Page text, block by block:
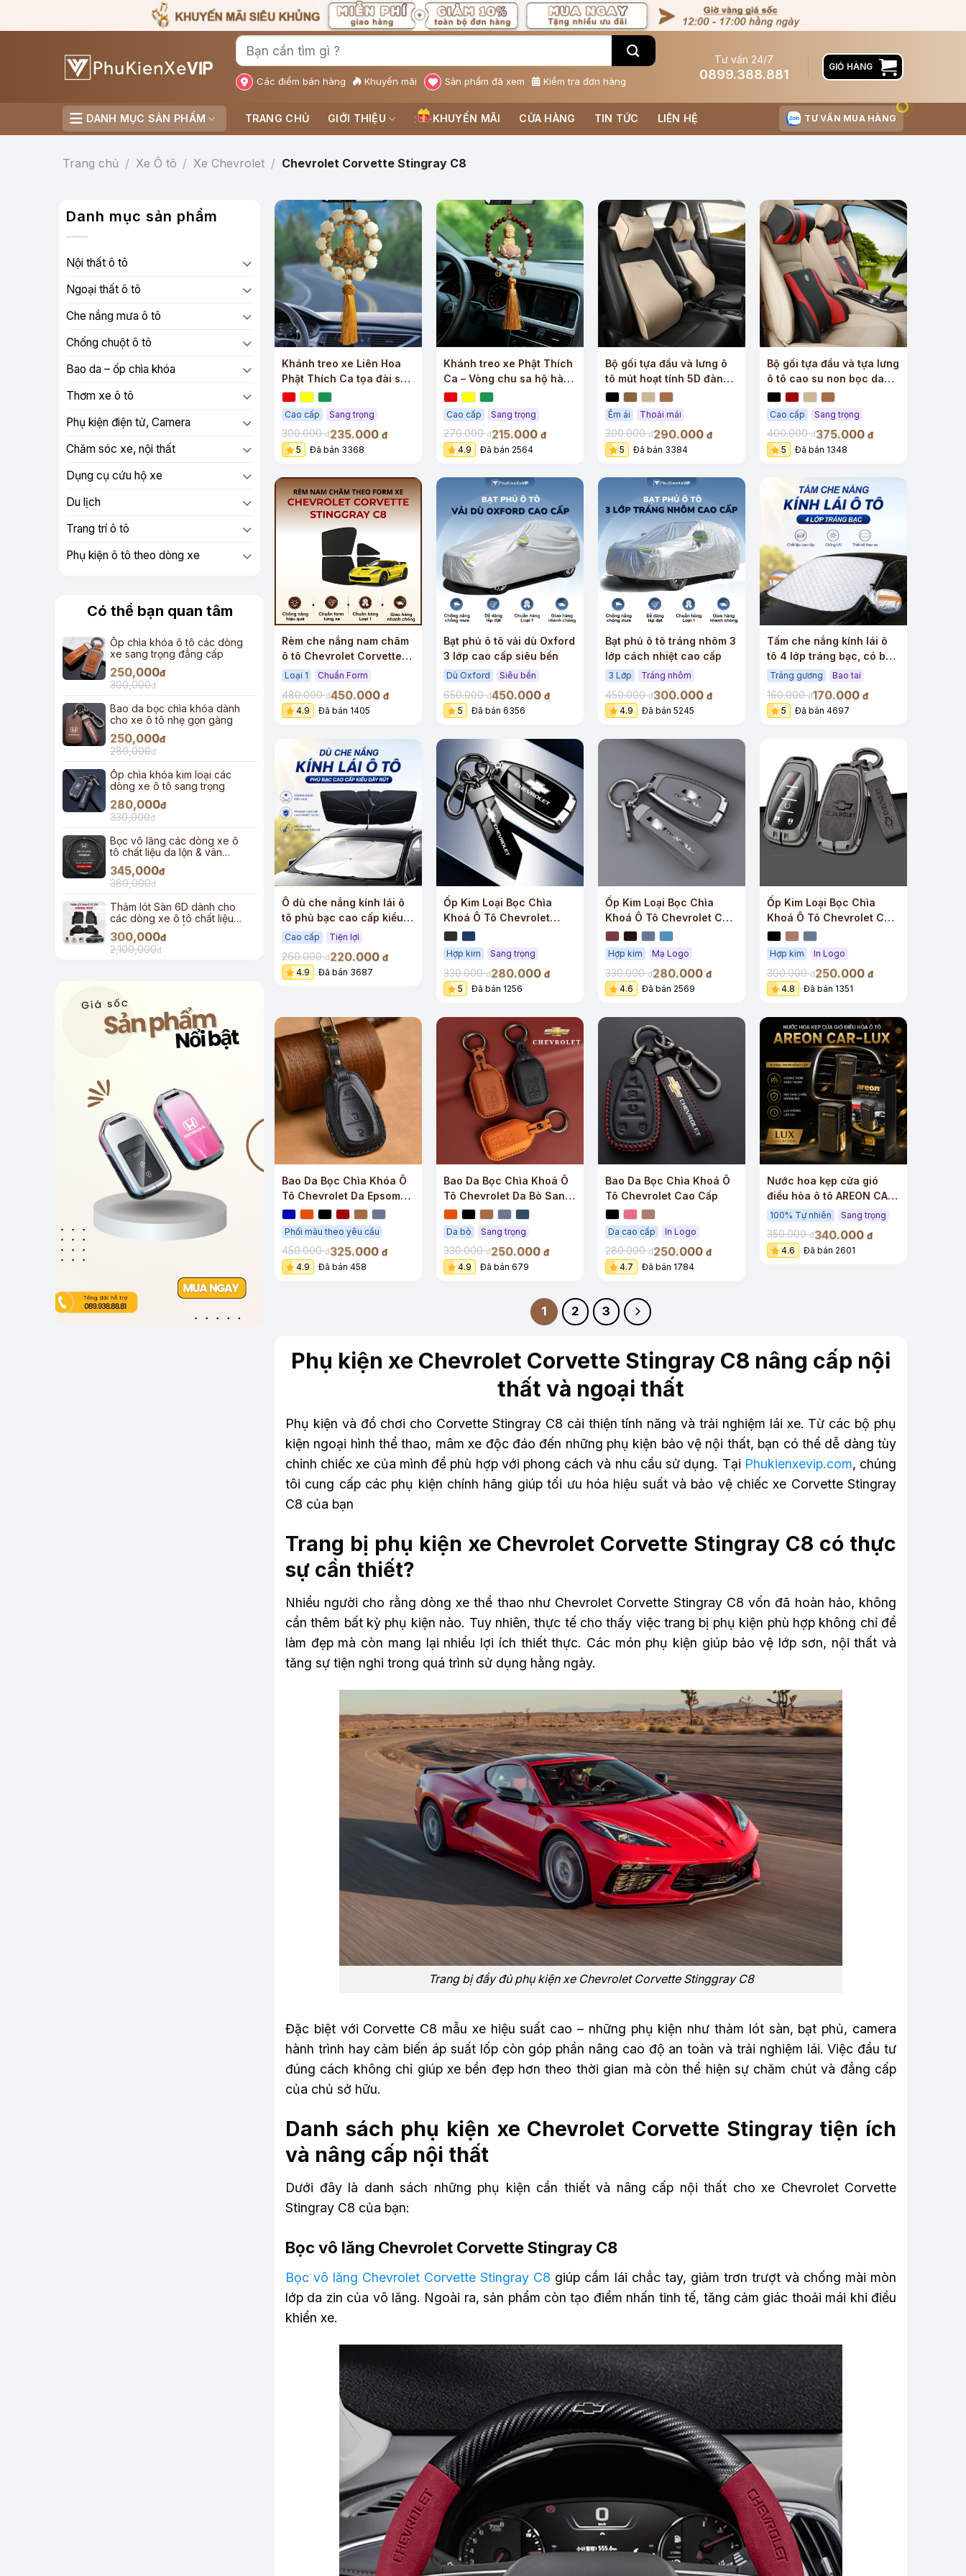
qua
Các điểm bán hàng Khuyến mãi Sản phẩm đã xem Kiểm tra đơn hàng
Tư vấn 24/7
0899.388.881
GIỎ HÀNG
DANH MỤC SẢN PHẨM TRANG CHỦ GIỚI THIỆU KHUYẾN MÃI CỬA HÀNG TIN TỨC LIÊN HỆ TƯ VẤN MUA HÀNG
Trang chủ / Xe Ô tô / Xe Chevrolet / Chevrolet Corvette Stingray C8
Danh mục sản phẩm
Nội thất ô tô
Ngoại thất ô tô
Che nắng mưa ô tô
Chống chuột ô tô
Bao da – ốp chìa khóa
Thơm xe ô tô
Phụ kiện điện tử, Camera
Chăm sóc xe, nội thất
Dụng cụ cứu hộ xe
Du lịch
Trang trí ô tô
Phụ kiện ô tô theo dòng xe
Có thể bạn quan tâm
Ốp chìa khóa ô tô các dòng
xe sang trọng đẳng cấp
250,000đ
300,000đ
Bao da bọc chìa khóa dành
cho xe ô tô nhẹ gọn gàng
250,000đ
280,000đ
Ốp chìa khóa kim loại các
dòng xe ô tô sang trọng
280,000đ
330,000đ
Bọc vô lăng các dòng xe ô
tô chất liệu da lộn & vân
carbon
345,000đ
380,000đ
Thảm lót Sàn 6D dành cho
các dòng xe ô tô chất liệu
TPE đúc cao cấp
300,000đ
2,100,000đ
Khánh treo xe Liên Hoa
Phật Thích Ca tọa đài sen
gỗ hoàng dương cao cấp
Cao cấp Sang trọng
300.000đ235.000 đ
5
Đã bán 3368
Khánh treo xe Phật Thích
Ca – Vòng chu sa hộ hành
tâm an
Cao cấp Sang trọng
270.000đ215.000 đ
4.9
Đã bán 2564
Bộ gối tựa đầu và lưng ô
tô mút hoạt tính 5D đàn
hồi cao cấp
Êm ái Thoải mái
300.000đ290.000 đ
5
Đã bán 3384
Bộ gối tựa đầu và tựa lưng
ô tô cao su non bọc da
cao cấp
Cao cấp Sang trọng
400.000đ375.000 đ
5
Đã bán 1348
Rèm che nắng nam châm
ô tô Chevrolet Corvette
Stinggray C8 cao cấp
Loại 1 Chuẩn Form
480.000đ450.000 đ
4.9
Đã bán 1405
Bạt phủ ô tô vải dù Oxford
3 lớp cao cấp siêu bền
Dù Oxford Siêu bền
650.000đ450.000 đ
5
Đã bán 6356
Bạt phủ ô tô tráng nhôm 3
lớp cách nhiệt cao cấp
3 Lớp Tráng nhôm
450.000đ300.000 đ
4.9
Đã bán 5245
Tấm che nắng kính lái ô
tô 4 lớp tráng bạc, có bao
tai
Tráng gương Bao tai
160.000đ170.000 đ
5
Đã bán 4697
+
Ô dù che nắng kính lái ô
tô phủ bạc cao cấp kiểu
dây rút
Cao cấp Tiện lợi
260.000đ220.000 đ
4.9
Đã bán 3687
Ốp Kim Loại Bọc Chìa
Khoá Ô Tô Chevrolet
Sang Trọng
Hợp kim Sang trọng
330.000đ280.000 đ
5
Đã bán 1256
Ốp Kim Loại Bọc Chìa
Khoá Ô Tô Chevrolet Cao
Cấp
Hợp kim Mạ Logo
330.000đ280.000 đ
4.6
Đã bán 2569
Ốp Kim Loại Bọc Chìa
Khoá Ô Tô Chevrolet Chất
Lượng
Hợp kim In Logo
300.000đ250.000 đ
4.8
Đã bán 1351
Bao Da Bọc Chìa Khóa Ô
Tô Chevrolet Da Epsom
Sang Trọng
Phối màu theo yêu cầu
450.000đ325.000 đ
4.9
Đã bán 458
Bao Da Bọc Chìa Khoá Ô
Tô Chevrolet Da Bò Sang
Trọng
Da bò Sang trọng
330.000đ250.000 đ
4.9
Đã bán 679
Bao Da Bọc Chìa Khoá Ô
Tô Chevrolet Cao Cấp
Da cao cấp In Logo
280.000đ250.000 đ
4.7
Đã bán 1784
Nước hoa kẹp cửa gió
điều hòa ô tô AREON CAR
– LUX cao cấp
100% Tự nhiên Sang trọng
350.000đ340.000 đ
4.6
Đã bán 2601
1 2 3
Phụ kiện xe Chevrolet Corvette Stingray C8 nâng cấp nội
thất và ngoại thất
Phụ kiện và đồ chơi cho Corvette Stingray C8 cải thiện tính năng và trải nghiệm lái xe. Từ các bộ phụ
kiện ngoại hình thể thao, mâm xe độc đáo đến những phụ kiện bảo vệ nội thất, bạn có thể dễ dàng tùy
chỉnh chiếc xe của mình để phù hợp với phong cách và nhu cầu sử dụng. Tại Phukienxevip.com, chúng
tôi cung cấp các phụ kiện chính hãng giúp tối ưu hóa hiệu suất và bảo vệ chiếc xe Corvette Stingray
C8 của bạn
Trang bị phụ kiện xe Chevrolet Corvette Stingray C8 có thực
sự cần thiết?
Nhiều người cho rằng dòng xe thể thao như Chevrolet Corvette Stingray C8 vốn đã hoàn hảo, không
cần thêm bất kỳ phụ kiện nào. Tuy nhiên, thực tế cho thấy việc trang bị phụ kiện phù hợp không chỉ để
làm đẹp mà còn mang lại nhiều lợi ích thiết thực. Các món phụ kiện giúp bảo vệ lớp sơn, nội thất và
tăng sự tiện nghi trong quá trình sử dụng hằng ngày.
Trang bị đầy đủ phụ kiện xe Chevrolet Corvette Stinggray C8
Đặc biệt với Corvette C8 mẫu xe hiệu suất cao – những phụ kiện như thảm lót sàn, bạt phủ, camera
hành trình hay cảm biến áp suất lốp còn góp phần nâng cao độ an toàn và trải nghiệm lái. Việc đầu tư
đúng cách không chỉ giúp xe bền đẹp hơn theo thời gian mà còn thể hiện sự chăm chút và đẳng cấp
của chủ sở hữu.
Danh sách phụ kiện xe Chevrolet Corvette Stingray tiện ích
và nâng cấp nội thất
Dưới đây là danh sách những phụ kiện cần thiết và nâng cấp nội thất cho xe Chevrolet Corvette
Stingray C8 của bạn:
Bọc vô lăng Chevrolet Corvette Stingray C8
Bọc vô lăng Chevrolet Corvette Stingray C8 giúp cầm lái chắc tay, giảm trơn trượt và chống mài mòn
lớp da zin của vô lăng. Ngoài ra, sản phẩm còn tạo điểm nhấn tinh tế, tăng cảm giác thoải mái khi điều
khiển xe.